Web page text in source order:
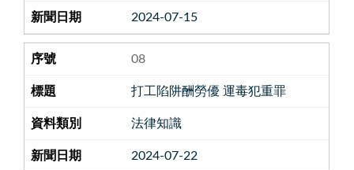
2024-07-15
08
打工陷阱酬勞優 運毒犯重罪
法律知識
2024-07-22